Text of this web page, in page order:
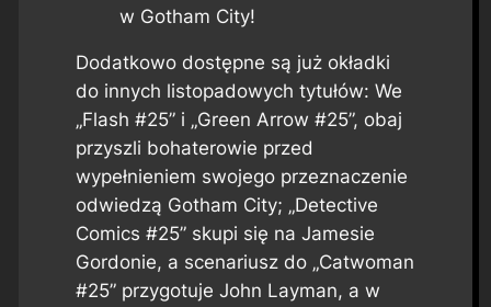
w Gotham City!
Dodatkowo dostępne są już okładki
do innych listopadowych tytułów: We
„Flash #25” i „Green Arrow #25”, obaj
przyszli bohaterowie przed
wypełnieniem swojego przeznaczenie
odwiedzą Gotham City; „Detective
Comics #25” skupi się na Jamesie
Gordonie, a scenariusz do „Catwoman
#25” przygotuje John Layman, a w